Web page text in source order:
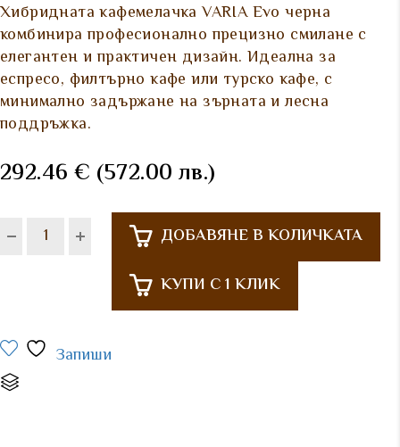
Хибридната кафемелачка VARIA Evo черна
комбинира професионално прецизно смилане с
елегантен и практичен дизайн. Идеална за
еспресо, филтърно кафе или турско кафе, с
минимално задържане на зърната и лесна
поддръжка.
292.46 € (572.00 лв.)
ДОБАВЯНЕ В КОЛИЧКАТА
КУПИ С 1 КЛИК
Запиши